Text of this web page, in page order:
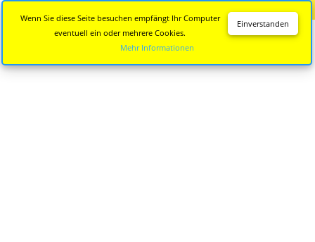
Einverstanden
Wenn Sie diese Seite besuchen empfängt Ihr Computer
eventuell ein oder mehrere Cookies.
Mehr Informationen